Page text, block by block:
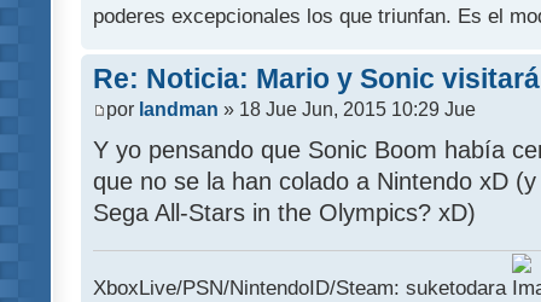
poderes excepcionales los que triunfan. Es el
Re: Noticia: Mario y Sonic
por landman » 18 Jue Jun, 2015 10:29 Jue
Y yo pensando que Sonic Boom había
que no se la han colado a Nintendo xD
Sega All-Stars in the Olympics? xD)
XboxLive/PSN/NintendoID/Steam: suketodara